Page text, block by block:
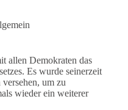
allen Demokraten das
Es wurde seinerzeit
um zu
wieder ein weiterer